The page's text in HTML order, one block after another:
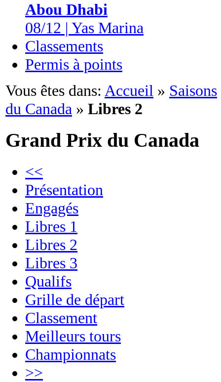
Abou Dhabi
08/12 | Yas Marina
Classements
Permis à points
Vous êtes dans: Accueil » Saisons
du Canada » Libres 2
Grand Prix du Canada
<<
Présentation
Engagés
Libres 1
Libres 2
Libres 3
Qualifs
Grille de départ
Classement
Meilleurs tours
Championnats
>>